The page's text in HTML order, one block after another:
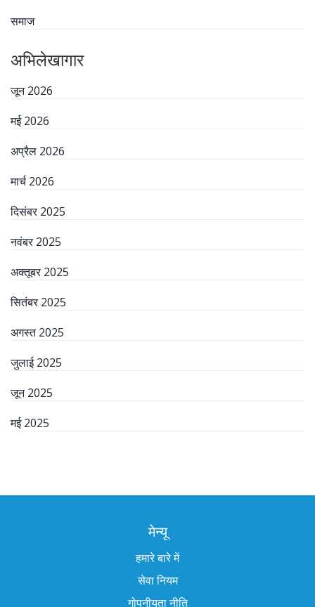
समाज
अभिलेखागार
जून 2026
मई 2026
अप्रैल 2026
मार्च 2026
दिसंबर 2025
नवंबर 2025
अक्तूबर 2025
सितंबर 2025
अगस्त 2025
जुलाई 2025
जून 2025
मई 2025
मेन्यू
हमारे बारे में
सेवा नियम
गोपनीयता नीति